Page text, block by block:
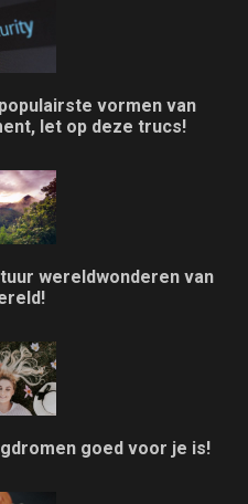
vormen van
let op deze trucs!
wereldwonderen van
goed voor je is!